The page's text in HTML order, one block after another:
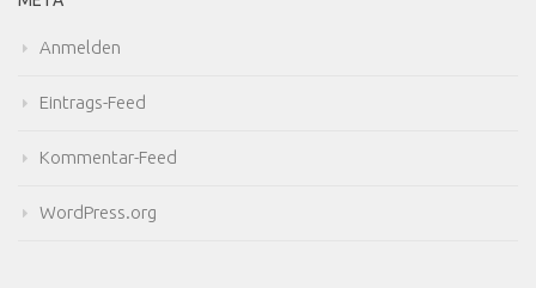
Anmelden
Eintrags-Feed
Kommentar-Feed
WordPress.org